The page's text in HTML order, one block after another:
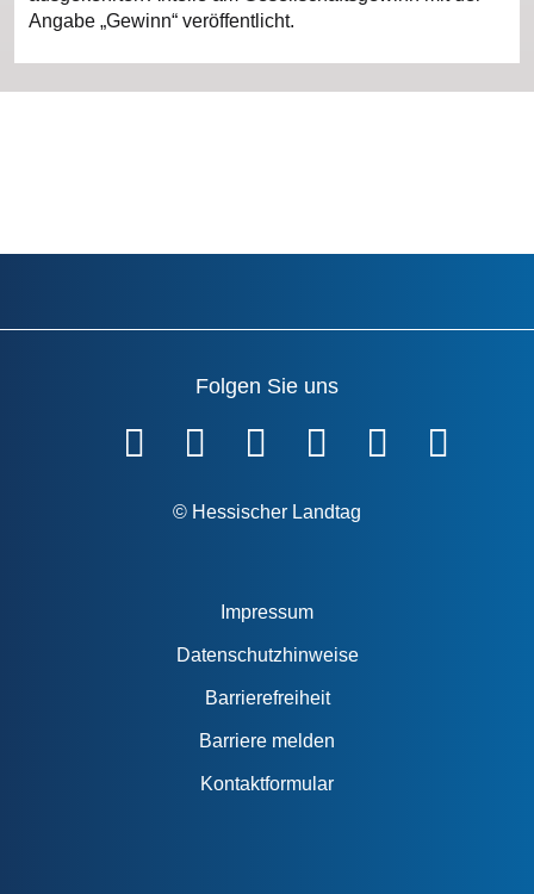
Angabe „Gewinn“ veröffentlicht.
Folgen Sie uns
© Hessischer Landtag
Impressum
Datenschutzhinweise
Barrierefreiheit
Barriere melden
Kontaktformular